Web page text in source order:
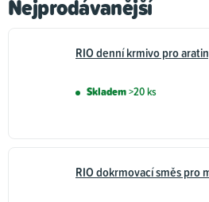
Nejprodávanější
RIO denní krmivo pro
Skladem>20 ks
RIO dokrmovací směs pro